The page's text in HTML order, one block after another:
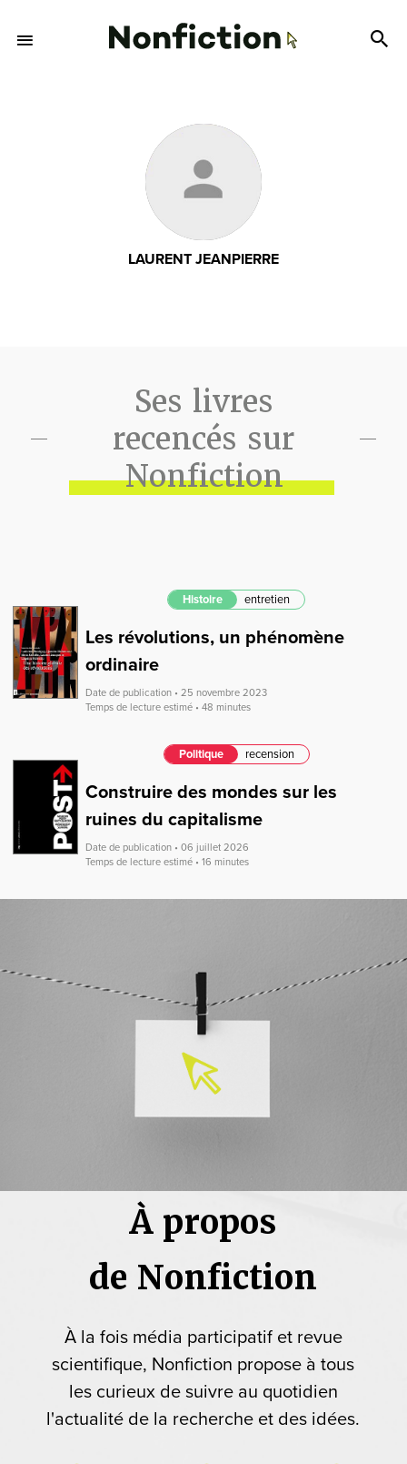
LAURENT JEANPIERRE
Ses livres
recencés sur
Nonfiction
Histoire entretien
Les révolutions, un phénomène
ordinaire
Date de publication • 25 novembre 2023
Temps de lecture estimé • 48 minutes
Politique recension
Construire des mondes sur les
ruines du capitalisme
Date de publication • 06 juillet 2026
Temps de lecture estimé • 16 minutes
À propos
de Nonfiction
À la fois média participatif et revue
scientifique, Nonfiction propose à tous
les curieux de suivre au quotidien
l'actualité de la recherche et des idées.